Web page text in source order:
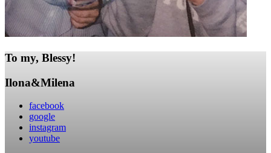
To my, Blessy!
Ilona&Milena
facebook
google
instagram
youtube